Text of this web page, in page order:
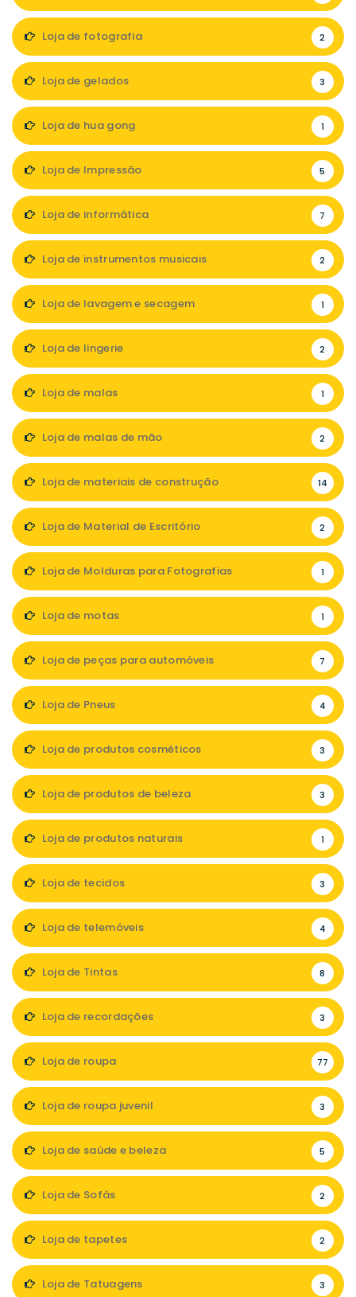
Loja de fotografia 2
Loja de gelados 3
Loja de hua gong 1
Loja de Impressão 5
Loja de informática 7
Loja de instrumentos musicais 2
Loja de lavagem e secagem 1
Loja de lingerie 2
Loja de malas 1
Loja de malas de mão 2
Loja de materiais de construção 14
Loja de Material de Escritório 2
Loja de Molduras para Fotografias 1
Loja de motas 1
Loja de peças para automóveis 7
Loja de Pneus 4
Loja de produtos cosméticos 3
Loja de produtos de beleza 3
Loja de produtos naturais 1
Loja de tecidos 3
Loja de telemóveis 4
Loja de Tintas 8
Loja de recordações 3
Loja de roupa 77
Loja de roupa juvenil 3
Loja de saúde e beleza 5
Loja de Sofás 2
Loja de tapetes 2
Loja de Tatuagens 3